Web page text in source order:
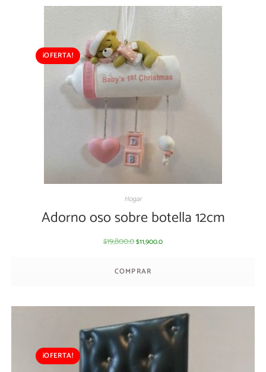
¡OFERTA!
Hogar
Adorno oso sobre botella 12cm
$19,800.0 $11,900.0
COMPRAR
¡OFERTA!